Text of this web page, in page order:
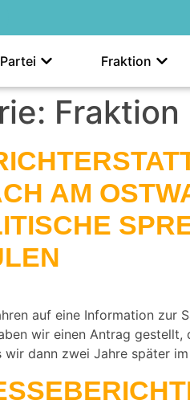
Partei Fraktion
Fraktion
AM
auf eine Information zur
wir einen Antrag
wir dann zwei Jahre später